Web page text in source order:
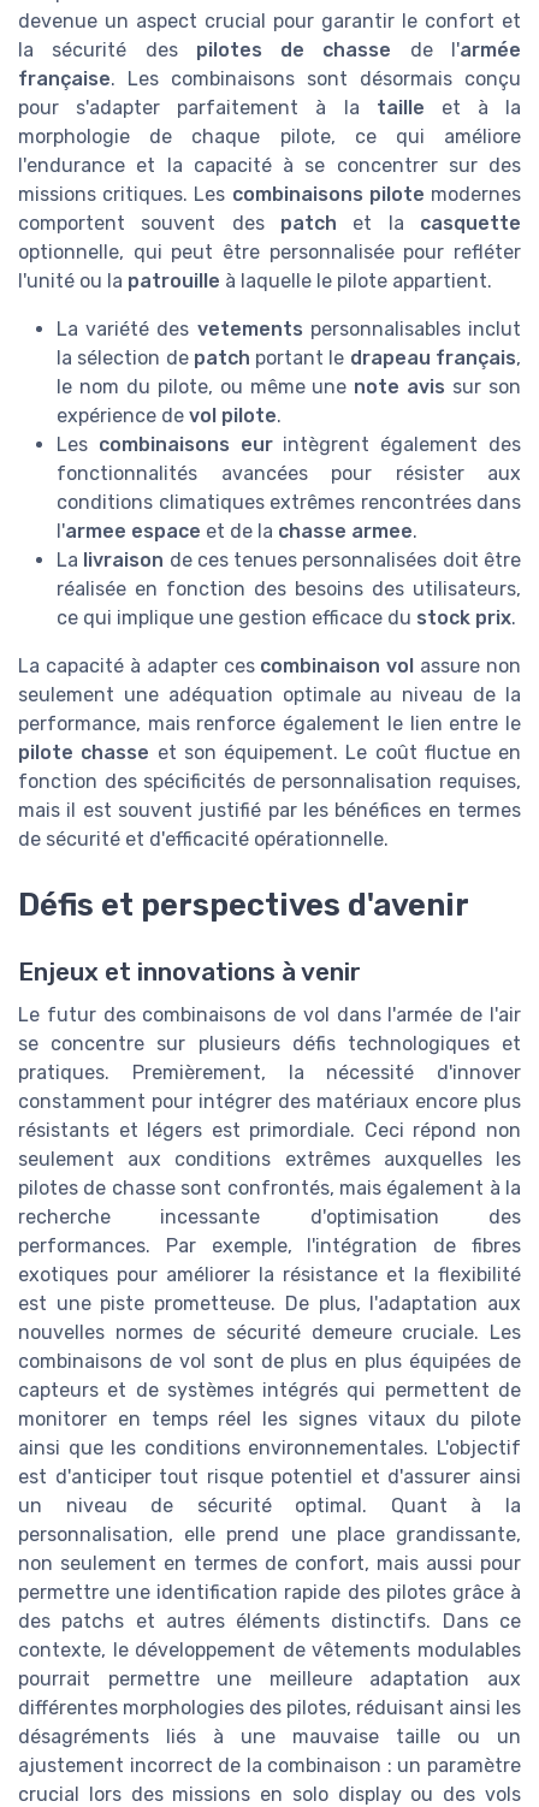
devenue un aspect crucial pour garantir le confort et
la sécurité des pilotes de chasse de l'armée
française. Les combinaisons sont désormais conçu
pour s'adapter parfaitement à la taille et à la
morphologie de chaque pilote, ce qui améliore
l'endurance et la capacité à se concentrer sur des
missions critiques. Les combinaisons pilote modernes
comportent souvent des patch et la casquette
optionnelle, qui peut être personnalisée pour refléter
l'unité ou la patrouille à laquelle le pilote appartient.
La variété des vetements personnalisables inclut
la sélection de patch portant le drapeau français,
le nom du pilote, ou même une note avis sur son
expérience de vol pilote.
Les combinaisons eurintègrent également des
fonctionnalités avancées pour résister aux
conditions climatiques extrêmes rencontrées dans
l'armee espace et de la chasse armee.
La livraison de ces tenues personnalisées doit être
réalisée en fonction des besoins des utilisateurs,
ce qui implique une gestion efficace du stock prix.
La capacité à adapter ces combinaison vol assure non
seulement une adéquation optimale au niveau de la
performance, mais renforce également le lien entre le
pilote chasse et son équipement. Le coût fluctue en
fonction des spécificités de personnalisation requises,
mais il est souvent justifié par les bénéfices en termes
de sécurité et d'efficacité opérationnelle.
Défis et perspectives d'avenir
Enjeux et innovations à venir
Le futur des combinaisons de vol dans l'armée de l'air
se concentre sur plusieurs défis technologiques et
pratiques. Premièrement, la nécessité d'innover
constamment pour intégrer des matériaux encore plus
résistants et légers est primordiale. Ceci répond non
seulement aux conditions extrêmes auxquelles les
pilotes de chasse sont confrontés, mais également à la
recherche incessante d'optimisation des
performances. Par exemple, l'intégration de fibres
exotiques pour améliorer la résistance et la flexibilité
est une piste prometteuse. De plus, l'adaptation aux
nouvelles normes de sécurité demeure cruciale. Les
combinaisons de vol sont de plus en plus équipées de
capteurs et de systèmes intégrés qui permettent de
monitorer en temps réel les signes vitaux du pilote
ainsi que les conditions environnementales. L'objectif
est d'anticiper tout risque potentiel et d'assurer ainsi
un niveau de sécurité optimal. Quant à la
personnalisation, elle prend une place grandissante,
non seulement en termes de confort, mais aussi pour
permettre une identification rapide des pilotes grâce à
des patchs et autres éléments distinctifs. Dans ce
contexte, le développement de vêtements modulables
pourrait permettre une meilleure adaptation aux
différentes morphologies des pilotes, réduisant ainsi les
désagréments liés à une mauvaise taille ou un
ajustement incorrect de la combinaison : un paramètre
crucial lors des missions en solo display ou des vols